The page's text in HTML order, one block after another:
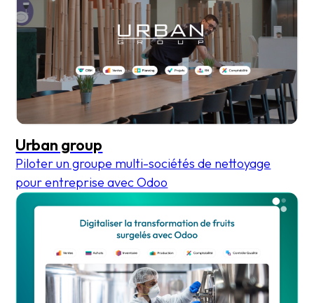
Urban group
Piloter un groupe multi-sociétés de nettoyage
pour entreprise avec Odoo